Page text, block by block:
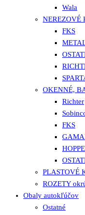
Wala
NEREZOVÉ
FKS
OKENNÉ,
Richter
FKS
HOPPE
PLASTOVÉ
ROZETY
Obaly autokľúčov
Ostatné